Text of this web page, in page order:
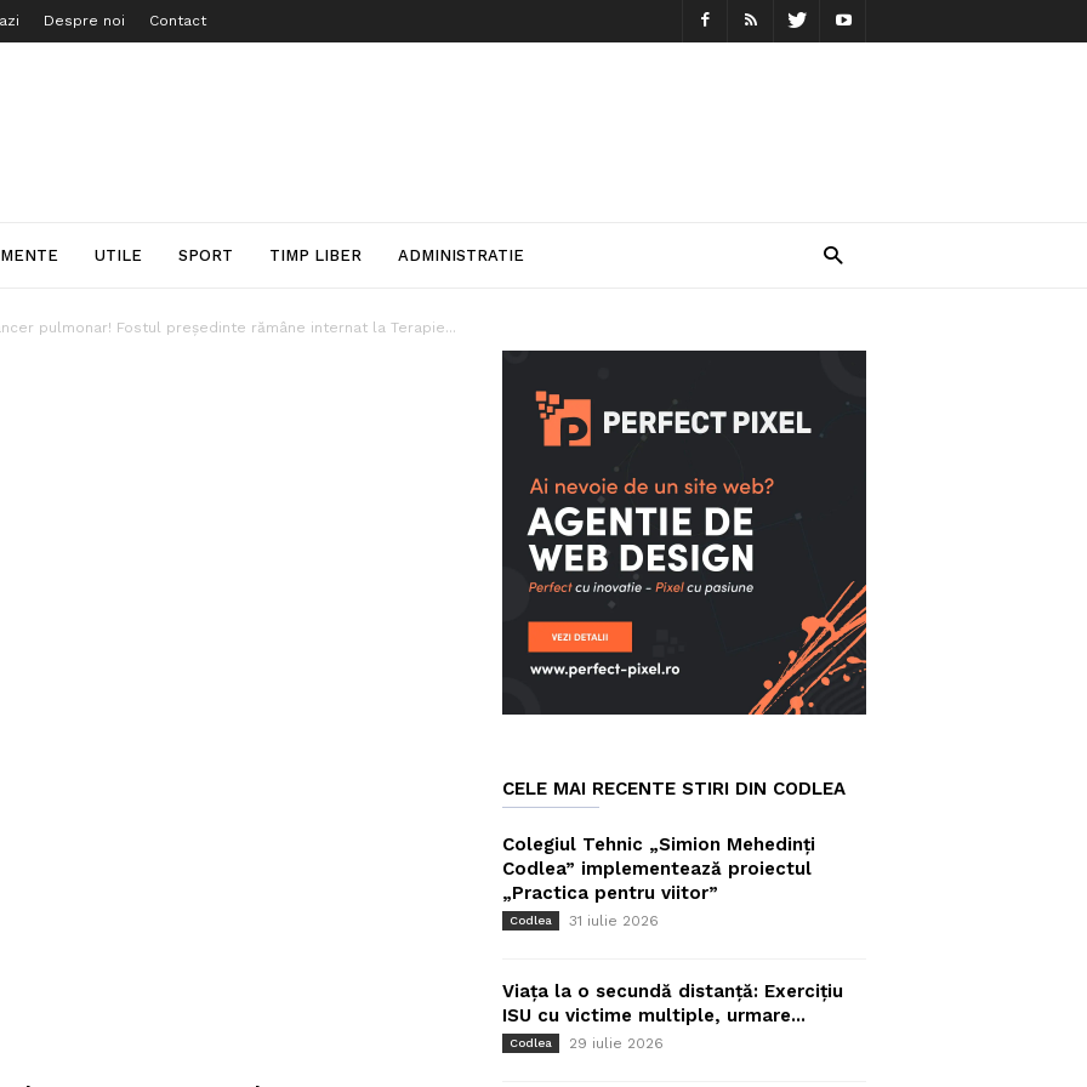
Despre noi Contact
UTILE SPORT TIMP LIBER ADMINISTRATIE
pulmonar! Fostul președinte rămâne internat la Terapie...
CELE MAI RECENTE STIRI DIN CODLEA
Colegiul Tehnic „Simion Mehedinți
Codlea” implementează proiectul
„Practica pentru viitor”
Codlea 31 iulie 2026
Viața la o secundă distanță: Exercițiu
ISU cu victime multiple, urmare...
Codlea 29 iulie 2026